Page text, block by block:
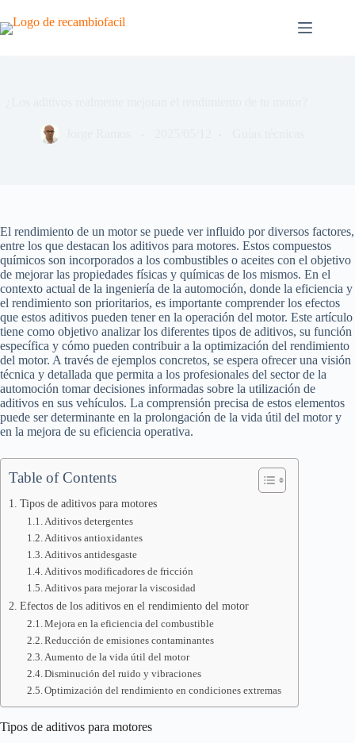
al
contenido
El rendimiento de un motor se puede ver influido por diversos factores,
entre los que destacan los aditivos para motores. Estos compuestos
químicos son incorporados a los combustibles o aceites con el objetivo
de mejorar las propiedades físicas y químicas de los mismos. En el
contexto actual de la ingeniería de la automoción, donde la eficiencia y
el rendimiento son prioritarios, es importante comprender los efectos
que estos aditivos pueden tener en la operación del motor. Este artículo
tiene como objetivo analizar los diferentes tipos de aditivos, su función
específica y cómo pueden contribuir a la optimización del rendimiento
del motor. A través de ejemplos concretos, se espera ofrecer una visión
técnica y detallada que permita a los profesionales del sector de la
automoción tomar decisiones informadas sobre la utilización de
aditivos en sus vehículos. La comprensión precisa de estos elementos
puede ser determinante en la prolongación de la vida útil del motor y
en la mejora de su eficiencia operativa.
Table of Contents
Tipos de aditivos para motores
Aditivos detergentes
Aditivos antioxidantes
Aditivos antidesgaste
Aditivos modificadores de fricción
Aditivos para mejorar la viscosidad
Efectos de los aditivos en el rendimiento del motor
Mejora en la eficiencia del combustible
Reducción de emisiones contaminantes
Aumento de la vida útil del motor
Disminución del ruido y vibraciones
Optimización del rendimiento en condiciones extremas
Tipos de aditivos para motores